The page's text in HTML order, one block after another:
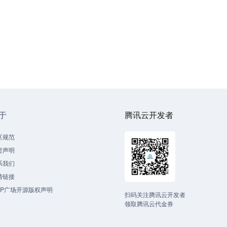
规范
声明
我们
链接
广场开源版权声明
腾讯云开发者
扫码关注腾讯云开发者
领取腾讯云代金券